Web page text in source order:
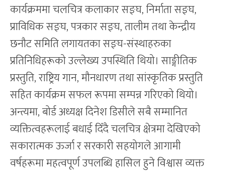
कार्यक्रममा चलचित्र कलाकार सङ्घ, निर्माता सङ्घ,
प्राविधिक सङ्घ, पत्रकार सङ्घ, तालीम तथा केन्द्रीय
छनौट समिति लगायतका सङ्घ-संस्थाहरुका
प्रतिनिधिहरूको उल्लेख्य उपस्थिति थियो। साङ्गीतिक
प्रस्तुति, राष्ट्रिय गान, मौनधारण तथा सांस्कृतिक प्रस्तुति
सहित कार्यक्रम सफल रूपमा सम्पन्न गरिएको थियो।
अन्त्यमा, बोर्ड अध्यक्ष दिनेश डिसीले सबै सम्मानित
व्यक्तित्वहरूलाई बधाई दिँदै चलचित्र क्षेत्रमा देखिएको
सकारात्मक ऊर्जा र सरकारी सहयोगले आगामी
वर्षहरूमा महत्वपूर्ण उपलब्धि हासिल हुने विश्वास व्यक्त